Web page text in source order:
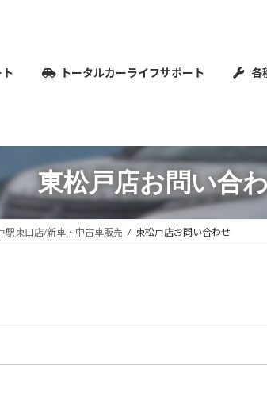
トータルカーライフサポート 各
東松戸店お問い合
駅東口店/新車・中古車販売 東松戸店お問い合わせ